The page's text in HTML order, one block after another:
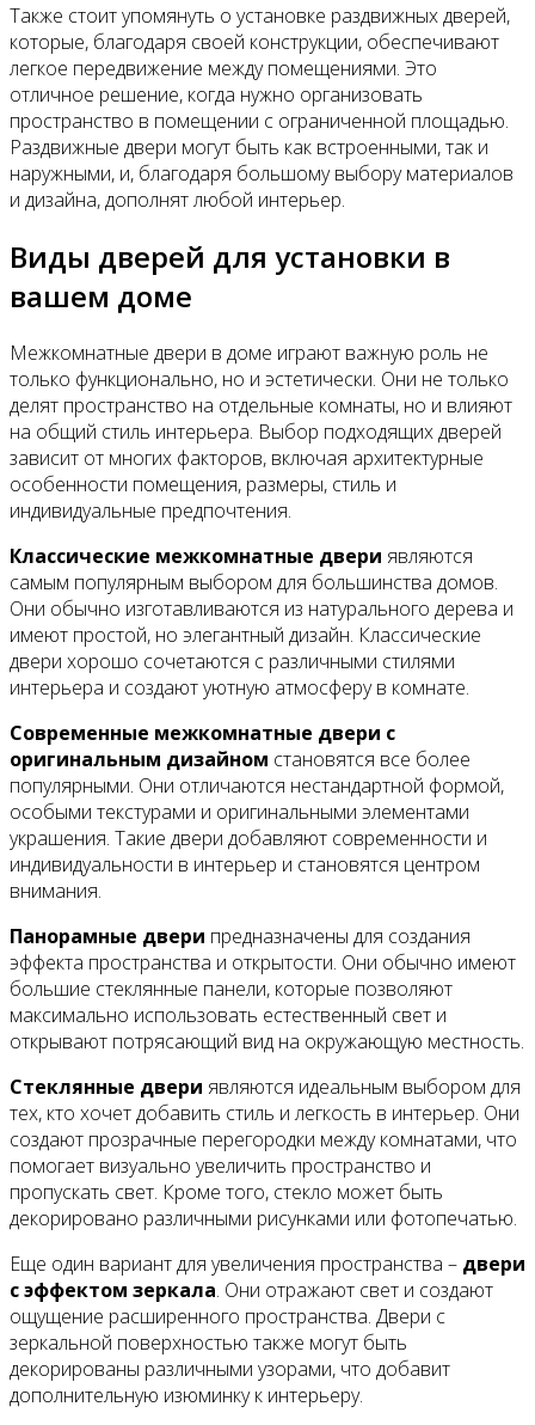
Также стоит упомянуть о установке раздвижных дверей,
которые, благодаря своей конструкции, обеспечивают
легкое передвижение между помещениями. Это
отличное решение, когда нужно организовать
пространство в помещении с ограниченной площадью.
Раздвижные двери могут быть как встроенными, так и
наружными, и, благодаря большому выбору материалов
и дизайна, дополнят любой интерьер.
Виды дверей для установки в
вашем доме
Межкомнатные двери в доме играют важную роль не
только функционально, но и эстетически. Они не только
делят пространство на отдельные комнаты, но и влияют
на общий стиль интерьера. Выбор подходящих дверей
зависит от многих факторов, включая архитектурные
особенности помещения, размеры, стиль и
индивидуальные предпочтения.
Классические межкомнатные двери являются
самым популярным выбором для большинства домов.
Они обычно изготавливаются из натурального дерева и
имеют простой, но элегантный дизайн. Классические
двери хорошо сочетаются с различными стилями
интерьера и создают уютную атмосферу в комнате.
Современные межкомнатные двери с
оригинальным дизайном становятся все более
популярными. Они отличаются нестандартной формой,
особыми текстурами и оригинальными элементами
украшения. Такие двери добавляют современности и
индивидуальности в интерьер и становятся центром
внимания.
Панорамные двери предназначены для создания
эффекта пространства и открытости. Они обычно имеют
большие стеклянные панели, которые позволяют
максимально использовать естественный свет и
открывают потрясающий вид на окружающую местность.
Стеклянные двери являются идеальным выбором для
тех, кто хочет добавить стиль и легкость в интерьер. Они
создают прозрачные перегородки между комнатами, что
помогает визуально увеличить пространство и
пропускать свет. Кроме того, стекло может быть
декорировано различными рисунками или фотопечатью.
Еще один вариант для увеличения пространства – двери
с эффектом зеркала. Они отражают свет и создают
ощущение расширенного пространства. Двери с
зеркальной поверхностью также могут быть
декорированы различными узорами, что добавит
дополнительную изюминку к интерьеру.